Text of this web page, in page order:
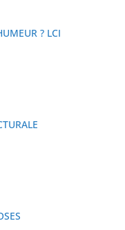
? LCI